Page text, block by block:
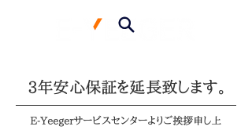
3年安心保証を延長致します。
E-Yeegerサービスセンターよりご挨拶申し上